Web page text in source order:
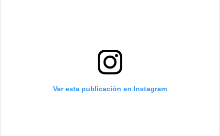
Ver esta publicación en Instagram